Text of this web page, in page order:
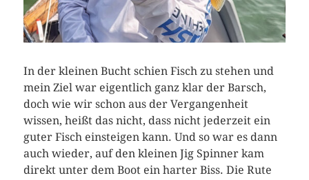
In der kleinen Bucht schien Fisch zu stehen und
mein Ziel war eigentlich ganz klar der Barsch,
doch wie wir schon aus der Vergangenheit
wissen, heißt das nicht, dass nicht jederzeit ein
guter Fisch einsteigen kann. Und so war es dann
auch wieder, auf den kleinen Jig Spinner kam
direkt unter dem Boot ein harter Biss. Die Rute